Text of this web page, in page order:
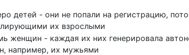
детей - они не попали на регистрацию,
их взрослыми
женщин - каждая их них генерировала
например, их мужьями